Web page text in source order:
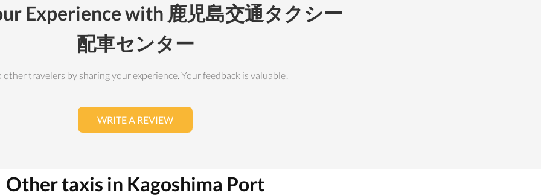
Experience with 鹿児島交通タクシー
配車センター
other travelers by sharing your experience. Your feedback is valuable!
WRITE A REVIEW
Other taxis in Kagoshima Port